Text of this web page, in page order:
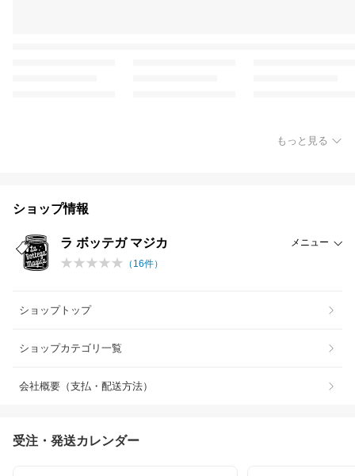
もっと見る
ショップ情報
ラ ボッテガ マジカ
メニュー
（ 16件）
ショップトップ
ショップカテゴリ一覧
会社概要（支払・配送方法）
受注・発送カレンダー